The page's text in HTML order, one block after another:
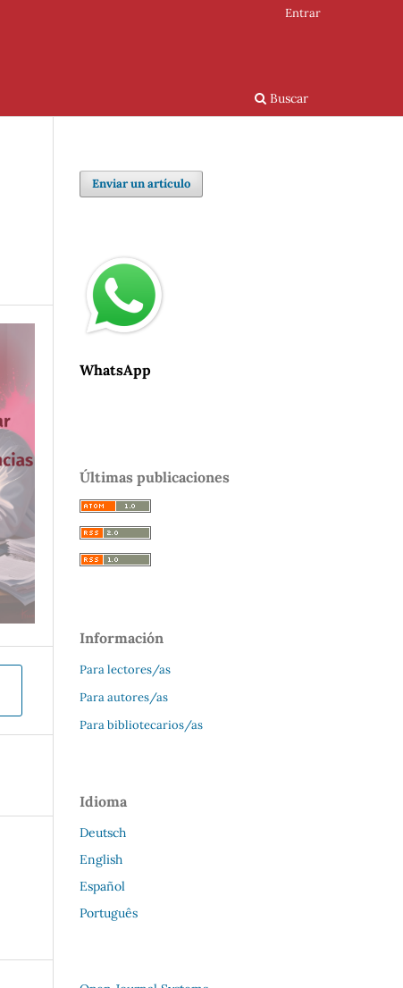
Buscar
Entrar
Enviar un artículo
WhatsApp
Últimas publicaciones
Información
Para lectores/as
Para autores/as
Para bibliotecarios/as
Idioma
Deutsch
English
Español
Português